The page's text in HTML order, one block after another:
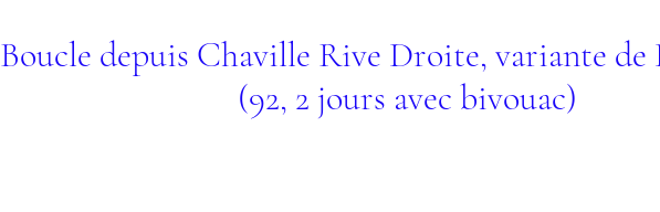
Boucle depuis Chaville Rive Droite, variante de
(92, 2 jours avec bivouac)